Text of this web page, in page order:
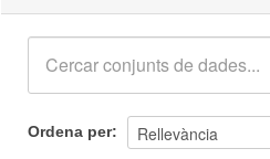
Ordena per